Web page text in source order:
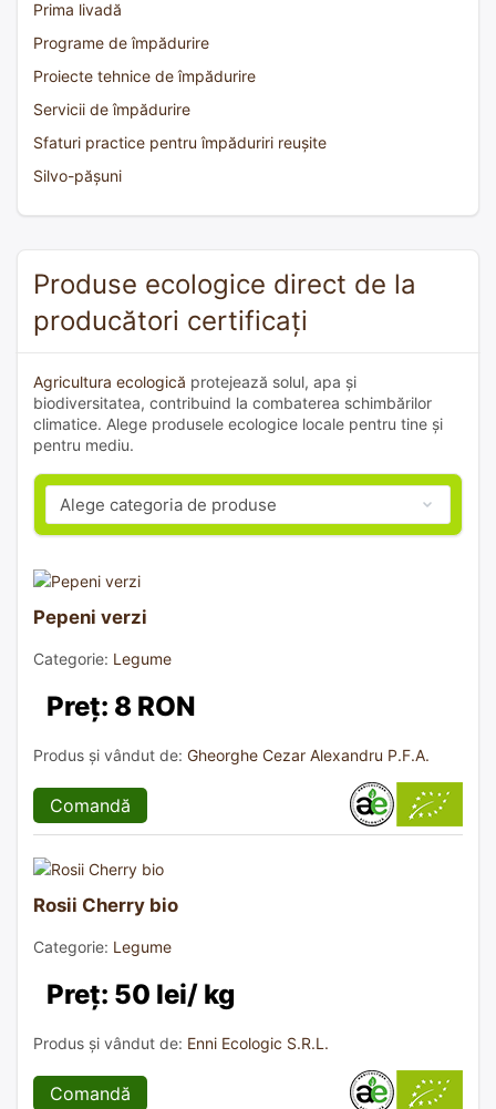
Prima livadă
Programe de împădurire
Proiecte tehnice de împădurire
Servicii de împădurire
Sfaturi practice pentru împăduriri reușite
Silvo-pășuni
Produse ecologice direct de la
producători certificați
Agricultura ecologică protejează solul, apa și
biodiversitatea, contribuind la combaterea schimbărilor
climatice. Alege produsele ecologice locale pentru tine și
pentru mediu.
Pepeni verzi
Categorie: Legume
Preț: 8 RON
Produs și vândut de: Gheorghe Cezar Alexandru P.F.A.
Comandă
Rosii Cherry bio
Categorie: Legume
Preț: 50 lei/ kg
Produs și vândut de: Enni Ecologic S.R.L.
Comandă